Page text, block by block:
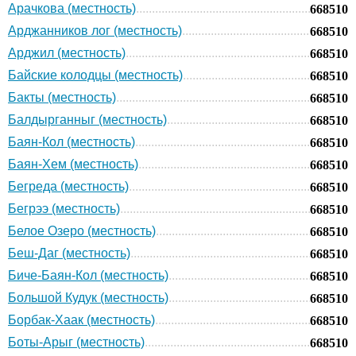
Арачкова (местность)
668510
Арджанников лог (местность)
668510
Арджил (местность)
668510
Байские колодцы (местность)
668510
Бакты (местность)
668510
Балдырганныг (местность)
668510
Баян-Кол (местность)
668510
Баян-Хем (местность)
668510
Бегреда (местность)
668510
Бегрээ (местность)
668510
Белое Озеро (местность)
668510
Беш-Даг (местность)
668510
Биче-Баян-Кол (местность)
668510
Большой Кудук (местность)
668510
Борбак-Хаак (местность)
668510
Боты-Арыг (местность)
668510